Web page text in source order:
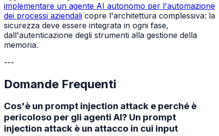
implementare un agente AI autonomo per l'automazione
dei processi aziendali copre l'architettura complessiva: la
sicurezza deve essere integrata in ogni fase,
dall'autenticazione degli strumenti alla gestione della
memoria.
---
Domande Frequenti
Cos'è un prompt injection attack e perché è
pericoloso per gli agenti AI? Un prompt
injection attack è un attacco in cui input